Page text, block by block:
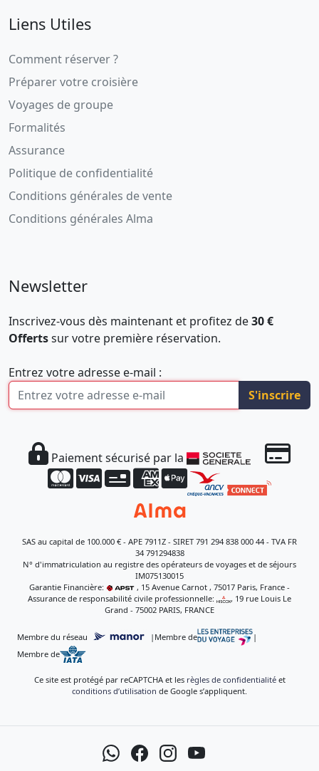
Liens Utiles
Comment réserver ?
Préparer votre croisière
Voyages de groupe
Formalités
Assurance
Politique de confidentialité
Conditions générales de vente
Conditions générales Alma
Newsletter
Inscrivez-vous dès maintenant et profitez de30 €
Offertssur votre première réservation.
Entrez votre adresse e-mail :
S'inscrire
Paiement sécurisé par la
SAS au capital de 100.000 € - APE 7911Z - SIRET 791 294 838 000 44 - TVA FR
34 791294838
N° d'immatriculation au registre des opérateurs de voyages et de séjours
IM075130015
Garantie Financière:
, 15 Avenue Carnot , 75017 Paris, France -
Assurance de responsabilité civile professionnelle:
, 19 rue Louis Le
Grand - 75002 PARIS, FRANCE
Membre du réseau | Membre de
|
Membre de
Ce site est protégé par reCAPTCHA et les règles de confidentialitéet
conditions d’utilisation de Google s’appliquent.